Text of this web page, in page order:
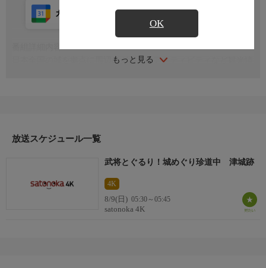
OK
もっと見る
カレンダー登録 アプリ視聴
日本全国の城を拠点に周辺のグルメやアクティビティなど観光情
放送スケジュール一覧
武将とぐるり！城めぐり珍道中 津城跡
4K
8/9(日) 05:30～05:45
satonoka 4K